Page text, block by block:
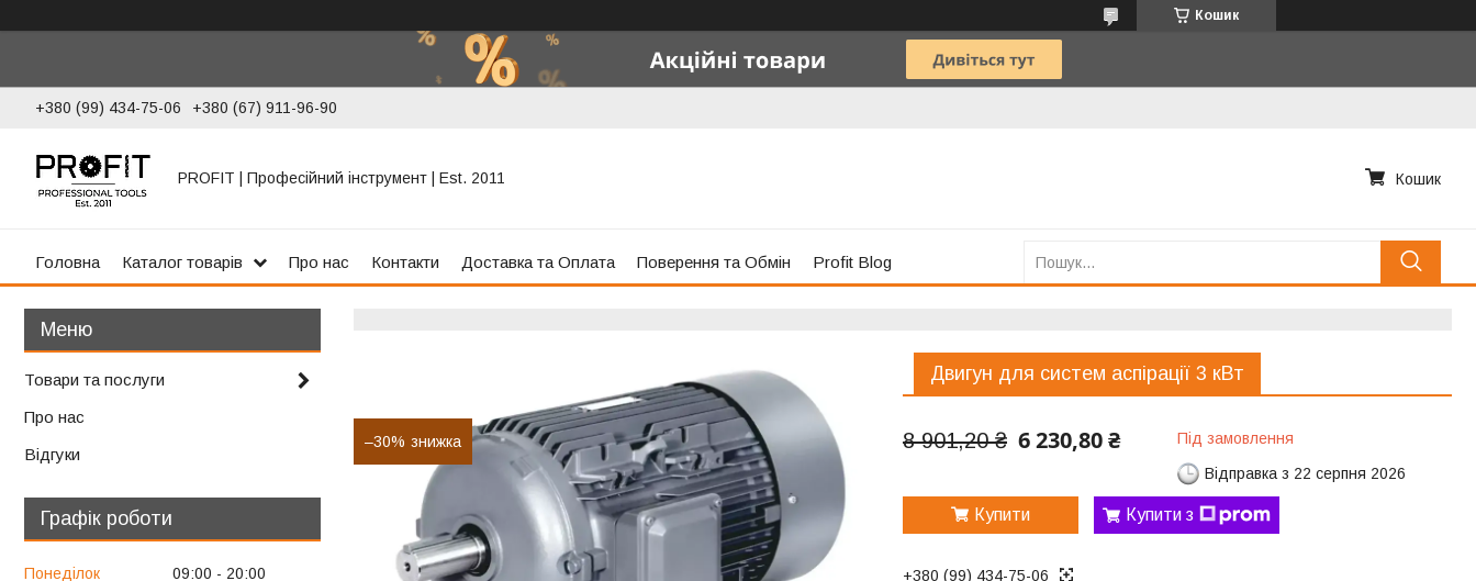
Кошик
+380 (99) 434-75-06 +380 (67) 911-96-90
PROFIT | Професійний інструмент | Est. 2011 Кошик
Головна Каталог товарів Про нас Контакти Доставка та Оплата Поверення та Обмін Profit Blog
–30%
Двигун для систем аспірації 3 кВт
8 901,20 ₴ 6 230,80 ₴
Під замовлення
Відправка з 22 серпня 2026
Купити Купити з
+380 (99) 434-75-06
Товари та послуги
Про нас
Відгуки
Графік роботи
Понеділок 09:00
20:00